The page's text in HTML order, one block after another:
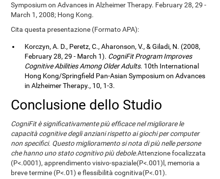
Symposium on Advances in Alzheimer Therapy. February 28, 29 -
March 1, 2008; Hong Kong.
Cita questa presentazione (Formato APA):
Korczyn, A. D., Peretz, C., Aharonson, V., & Giladi, N. (2008,
February 28, 29 - March 1). CogniFit Program Improves
Cognitive Abilities Among Older Adults. 10th International
Hong Kong/Springfield Pan-Asian Symposium on Advances
in Alzheimer Therapy., 10, 1-3.
Conclusione dello Studio
CogniFit è significativamente più efficace nel migliorare le
capacità cognitive degli anziani rispetto ai giochi per computer
non specifici. Questo miglioramento si nota di più nelle persone
che hanno uno stato cognitivo più debole.Attenzione focalizzata
(P<.0001), apprendimento visivo-spaziale(P<.001)l, memoria a
breve termine (P<.01) e flessibilità cognitiva(P<.01).